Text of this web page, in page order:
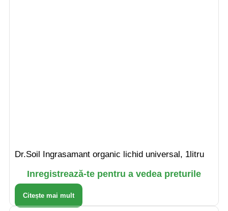
Dr.Soil Ingrasamant organic lichid universal, 1litru
Inregistrează-te pentru a vedea preturile
Citește mai mult